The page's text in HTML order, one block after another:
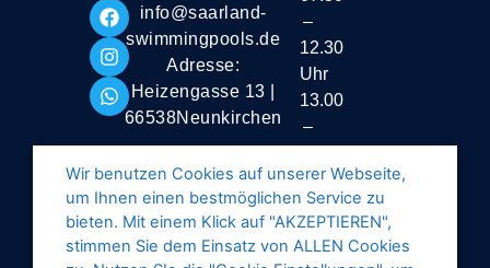
info@saarland-
swimmingpools.de
Adresse:
Heizengasse 13 |
66538Neunkirchen
–
12.30
Uhr
13.00
–
Uhr
Samstag
geschlossen
Wir benutzen Cookies auf unserer Webseite,
um Ihnen einen bestmöglichen Service zu
bieten. Mit einem Klick auf "AKZEPTIEREN",
stimmen Sie dem Einsatz von ALLEN Cookies